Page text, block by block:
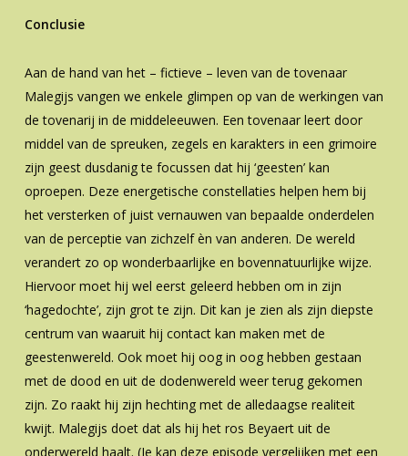
Conclusie
Aan de hand van het – fictieve – leven van de tovenaar
Malegijs vangen we enkele glimpen op van de werkingen van
de tovenarij in de middeleeuwen. Een tovenaar leert door
middel van de spreuken, zegels en karakters in een grimoire
zijn geest dusdanig te focussen dat hij ‘geesten’ kan
oproepen. Deze energetische constellaties helpen hem bij
het versterken of juist vernauwen van bepaalde onderdelen
van de perceptie van zichzelf èn van anderen. De wereld
verandert zo op wonderbaarlijke en bovennatuurlijke wijze.
Hiervoor moet hij wel eerst geleerd hebben om in zijn
‘hagedochte’, zijn grot te zijn. Dit kan je zien als zijn diepste
centrum van waaruit hij contact kan maken met de
geestenwereld. Ook moet hij oog in oog hebben gestaan
met de dood en uit de dodenwereld weer terug gekomen
zijn. Zo raakt hij zijn hechting met de alledaagse realiteit
kwijt. Malegijs doet dat als hij het ros Beyaert uit de
onderwereld haalt. (Je kan deze episode vergelijken met een